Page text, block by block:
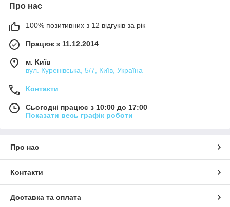
Про нас
100% позитивних з 12 відгуків за рік
Працює з 11.12.2014
м. Київ
вул. Куренівська, 5/7, Київ, Україна
Контакти
Сьогодні працює з 10:00 до 17:00
Показати весь графік роботи
Про нас
Контакти
Доставка та оплата